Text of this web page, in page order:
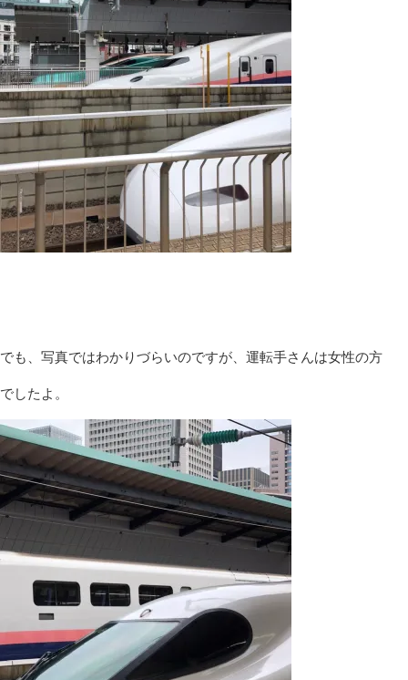
でも、写真ではわかりづらいのですが、運転手さんは女性の方
でしたよ。